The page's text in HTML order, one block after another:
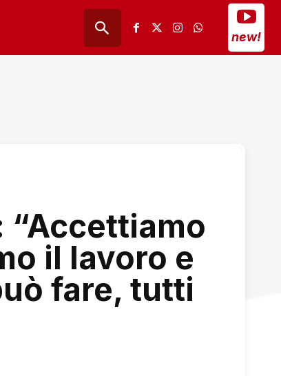
new!
“Accettiamo
il lavoro e
fare, tutti